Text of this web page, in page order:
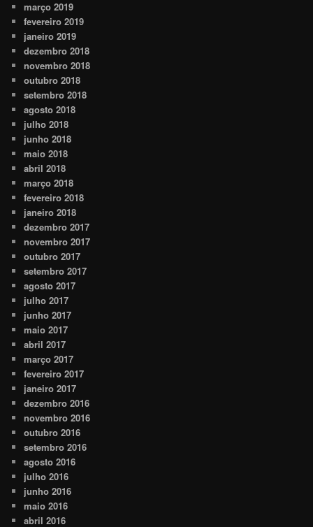
março 2019
fevereiro 2019
janeiro 2019
dezembro 2018
novembro 2018
outubro 2018
setembro 2018
agosto 2018
julho 2018
junho 2018
maio 2018
abril 2018
março 2018
fevereiro 2018
janeiro 2018
dezembro 2017
novembro 2017
outubro 2017
setembro 2017
agosto 2017
julho 2017
junho 2017
maio 2017
abril 2017
março 2017
fevereiro 2017
janeiro 2017
dezembro 2016
novembro 2016
outubro 2016
setembro 2016
agosto 2016
julho 2016
junho 2016
maio 2016
abril 2016